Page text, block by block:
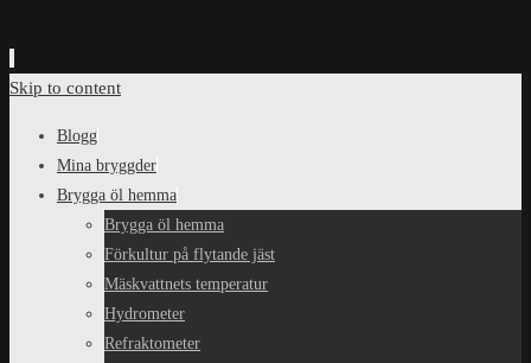
Skip to content
Blogg
Mina bryggder
Brygga öl hemma
Brygga öl hemma
Förkultur på flytande jäst
Mäskvattnets temperatur
Hydrometer
Refraktometer